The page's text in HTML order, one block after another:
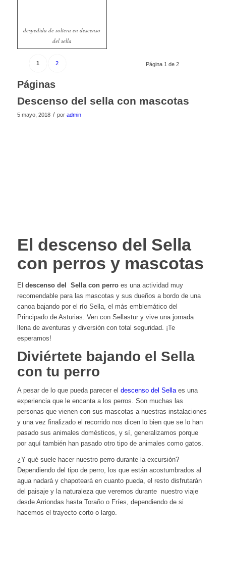
despedida de soltera en descenso
del sella
Página 1 de 2
1 2
Páginas
Descenso del sella con mascotas
5 mayo, 2018 / por admin
El descenso del Sella
con perros y mascotas
El descenso del Sella con perroes una actividad muy
recomendable para las mascotas y sus dueños a bordo de una
canoa bajando por el río Sella, el más emblemático del
Principado de Asturias. Ven con Sellastur y vive una jornada
llena de aventuras y diversión con total seguridad. ¡Te
esperamos!
Diviértete bajando el Sella
con tu perro
A pesar de lo que pueda parecer el descenso del Sellaes una
experiencia que le encanta a los perros. Son muchas las
personas que vienen con sus mascotas a nuestras instalaciones
y una vez finalizado el recorrido nos dicen lo bien que se lo han
pasado sus animales domésticos, y sí, generalizamos porque
por aquí también han pasado otro tipo de animales como gatos.
¿Y qué suele hacer nuestro perro durante la excursión?
Dependiendo del tipo de perro, los que están acostumbrados al
agua nadará y chapoteará en cuanto pueda, el resto disfrutarán
del paisaje y la naturaleza que veremos durante nuestro viaje
desde Arriondas hasta Toraño o Fríes, dependiendo de si
hacemos el trayecto corto o largo.